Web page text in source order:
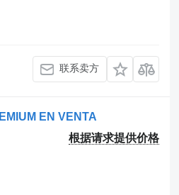
联系卖方
EN VENTA
根据请求提供价格